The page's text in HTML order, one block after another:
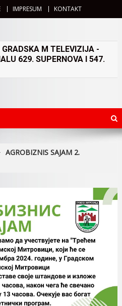
IMPRESUM KONTAKT
M TELEVIZIJA -
629. SUPERNOVA I 547.
AGROBIZNIS SAJAM 2.